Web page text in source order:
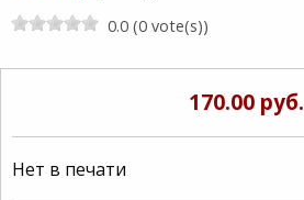
0.0 (0 vote(s))
170.00 руб.
Нет в печати